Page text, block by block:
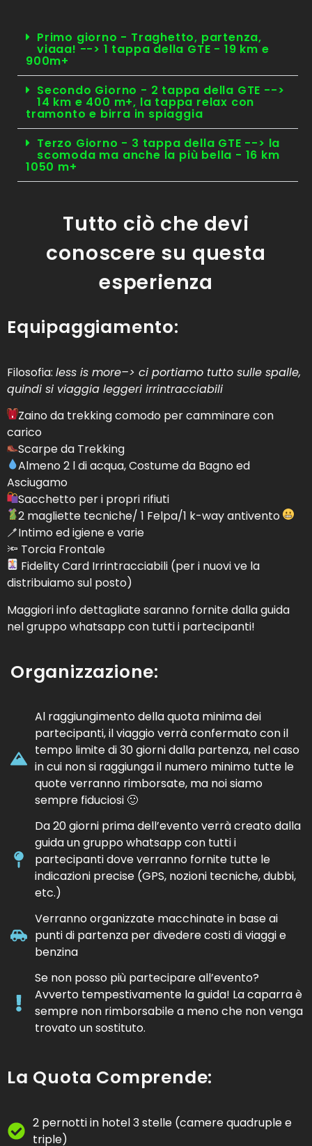
Primo giorno - Traghetto, partenza,
viaaa! --> 1 tappa della GTE - 19 km e
900m+
Secondo Giorno - 2 tappa della GTE -->
14 km e 400 m+, la tappa relax con
tramonto e birra in spiaggia
Terzo Giorno - 3 tappa della GTE --> la
scomoda ma anche la più bella - 16 km
1050 m+
Tutto ciò che devi
conoscere su questa
esperienza
Equipaggiamento:
Filosofia: less is more–> ci portiamo tutto sulle spalle,
quindi si viaggia leggeri irrintracciabili
Zaino da trekking comodo per camminare con
carico
Scarpe da Trekking
Almeno 2 l di acqua, Costume da Bagno ed
Asciugamo
Sacchetto per i propri rifiuti
2 magliette tecniche/ 1 Felpa/1 k-way antivento
🪥Intimo ed igiene e varie
🔦 Torcia Frontale
Fidelity Card Irrintracciabili (per i nuovi ve la
distribuiamo sul posto)
Maggiori info dettagliate saranno fornite dalla guida
nel gruppo whatsapp con tutti i partecipanti!
Organizzazione:
Al raggiungimento della quota minima dei
partecipanti, il viaggio verrà confermato con il
tempo limite di 30 giorni dalla partenza, nel caso
in cui non si raggiunga il numero minimo tutte le
quote verranno rimborsate, ma noi siamo
sempre fiduciosi 🙂
Da 20 giorni prima dell’evento verrà creato dalla
guida un gruppo whatsapp con tutti i
partecipanti dove verranno fornite tutte le
indicazioni precise (GPS, nozioni tecniche, dubbi,
etc.)
Verranno organizzate macchinate in base ai
punti di partenza per divedere costi di viaggi e
benzina
Se non posso più partecipare all’evento?
Avverto tempestivamente la guida! La caparra è
sempre non rimborsabile a meno che non venga
trovato un sostituto.
La Quota Comprende:
2 pernotti in hotel 3 stelle (camere quadruple e
triple)